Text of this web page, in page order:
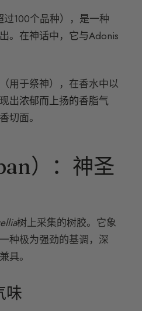
过100个品种），是一种
。在神话中，它与Adonis
用于祭神），在香水中以
出浓郁而上扬的香脂气
切面。
）：神圣
树上采集的树胶。它象
种极为强劲的基调，深
具。
味